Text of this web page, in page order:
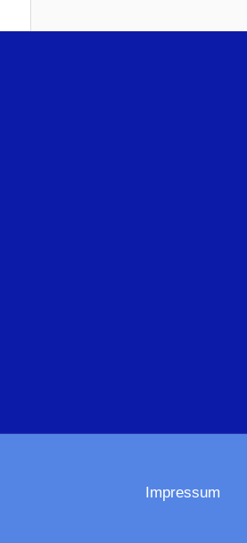
Impressum